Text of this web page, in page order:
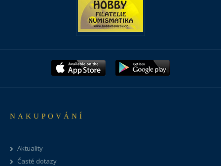
NAKUPOVÁNÍ
Aktuality
Časté dotazy